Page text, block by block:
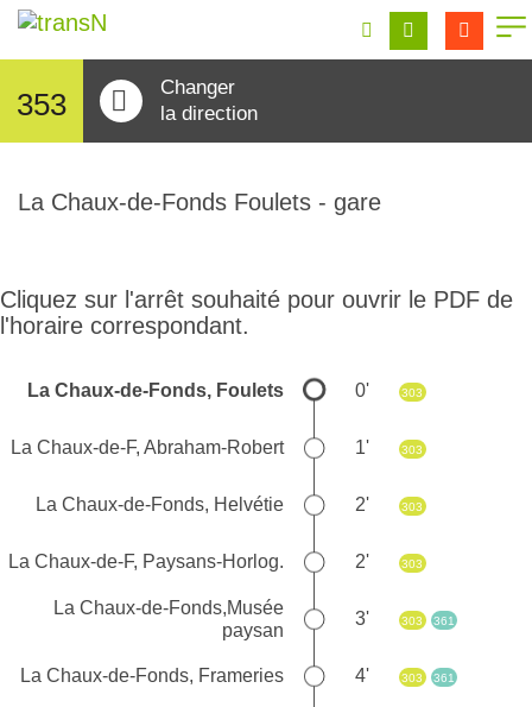
353
Changer
la direction
La Chaux-de-Fonds Foulets - gare
Cliquez sur l'arrêt souhaité pour ouvrir le PDF de
l'horaire correspondant.
La Chaux-de-Fonds, Foulets 0' 303
La Chaux-de-F, Abraham-Robert 1' 303
La Chaux-de-Fonds, Helvétie 2' 303
La Chaux-de-F, Paysans-Horlog. 2' 303
La Chaux-de-Fonds,Musée
paysan
3' 303 361
La Chaux-de-Fonds, Frameries 4' 303 361